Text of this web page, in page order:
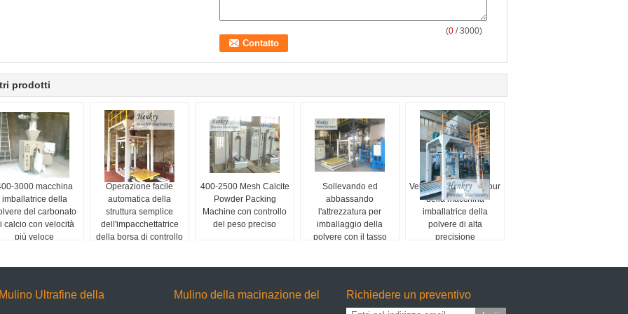
(0 / 3000)
prodotti
3000 macchina
imballatrice della
del carbonato
calcio con velocità
più veloce
Operazione facile
automatica della
struttura semplice
dell'impacchettatrice
della borsa di controllo
400-2500 Mesh Calcite
Powder Packing
Machine con controllo
del peso preciso
Sollevando ed
abbassando
l'attrezzatura per
imballaggio della
polvere con il tasso
Velocità 25-40Bag/Hour
della macchina
imballatrice della
polvere di alta
precisione
Mulino Ultrafine della Mulino della macinazione del Richiedere un preventivo